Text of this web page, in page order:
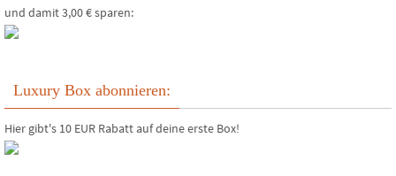
und damit 3,00 € sparen:
Luxury Box abonnieren:
Hier gibt's 10 EUR Rabatt auf deine erste Box!